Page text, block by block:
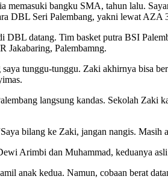
memasuki bangku SMA, tahun lalu.
DBL Seri Palembang, yakni lewat AZA
DBL datang. Tim basket putra BSI
Jakabaring, Palembamng.
tunggu-tunggu. Zaki akhirnya bisa
langsung kandas. Sekolah
bilang ke Zaki, jangan nangis.
Arimbi dan Muhammad, keduanya
anak kedua. Namun, cobaan berat